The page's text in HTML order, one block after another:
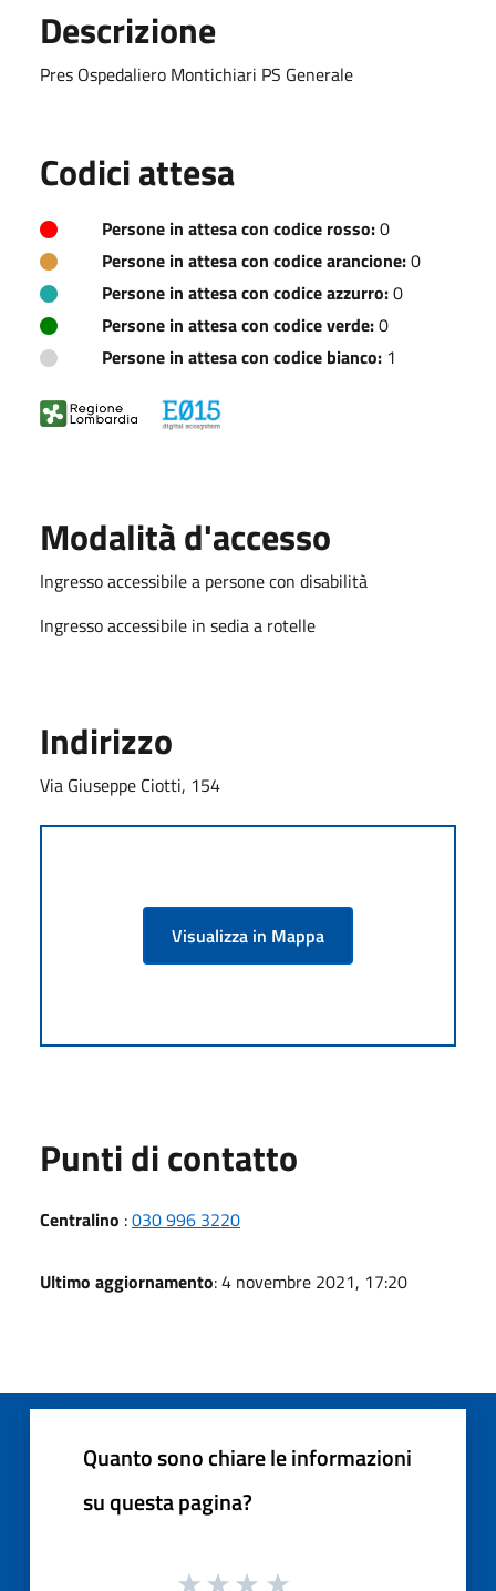
Descrizione
Pres Ospedaliero Montichiari PS Generale
Codici attesa
Persone in attesa con codice rosso:0
Persone in attesa con codice arancione:0
Persone in attesa con codice azzurro:0
Persone in attesa con codice verde:0
Persone in attesa con codice bianco: 1
Modalità d'accesso
Ingresso accessibile a persone con disabilità
Ingresso accessibile in sedia a rotelle
Indirizzo
Via Giuseppe Ciotti, 154
Visualizza in Mappa
Punti di contatto
Centralino :030 996 3220
Ultimo aggiornamento: 4 novembre 2021, 17:20
Quanto sono chiare le informazioni
su questa pagina?